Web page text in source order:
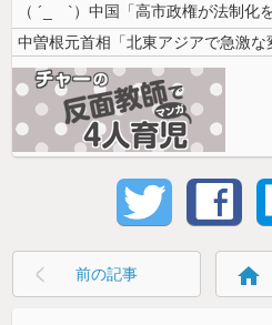
中曽根元首相「北東アジアで急激
前の記事 home